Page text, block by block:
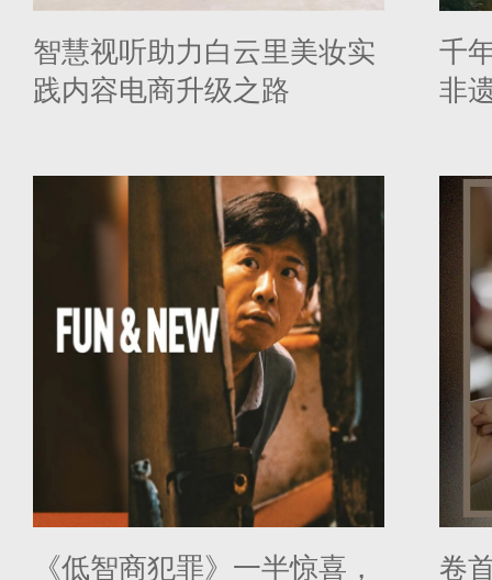
智慧视听助力白云里美妆实
践内容电商升级之路
千
非
携
国
《低智商犯罪》一半惊喜， 卷